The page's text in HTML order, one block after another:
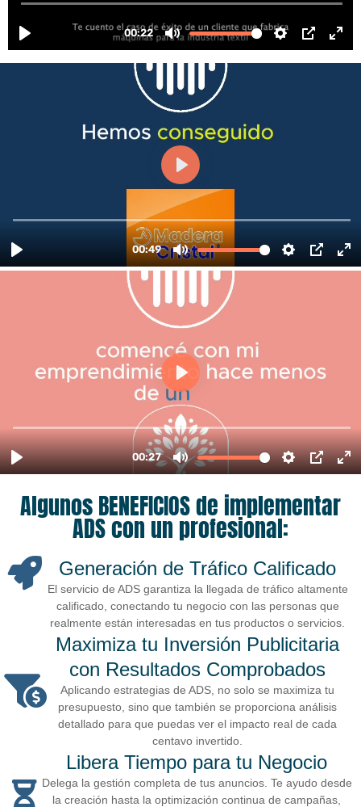
Algunos BENEFICIOS de implementar
ADS con un profesional:
Generación de Tráfico Calificado
El servicio de ADS garantiza la llegada de tráfico altamente
calificado, conectando tu negocio con las personas que
realmente están interesadas en tus productos o servicios.
Maximiza tu Inversión Publicitaria
con Resultados Comprobados
Aplicando estrategias de ADS, no solo se maximiza tu
presupuesto, sino que también se proporciona análisis
detallado para que puedas ver el impacto real de cada
centavo invertido.
Libera Tiempo para tu Negocio
Delega la gestión completa de tus anuncios. Te ayudo desde
la creación hasta la optimización continua de campañas,